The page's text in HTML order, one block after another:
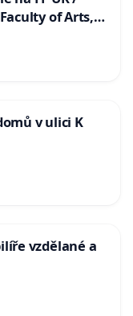
of Arts,
v ulici K
vzdělané a